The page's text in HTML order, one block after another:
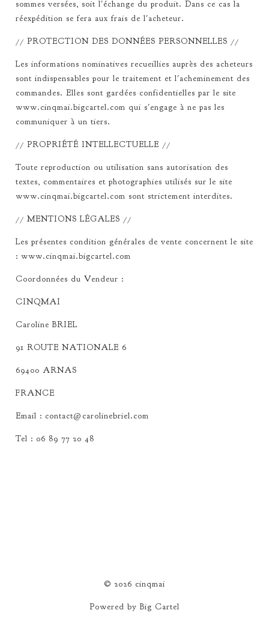
sommes versées, soit l'échange du produit. Dans ce cas la
réexpédition se fera aux frais de l'acheteur.
// PROTECTION DES DONNÉES PERSONNELLES //
Les informations nominatives recueillies auprès des acheteurs
sont indispensables pour le traitement et l'acheminement des
commandes. Elles sont gardées confidentielles par le site
www.cinqmai.bigcartel.com qui s'engage à ne pas les
communiquer à un tiers.
// PROPRIÉTÉ INTELLECTUELLE //
Toute reproduction ou utilisation sans autorisation des
textes, commentaires et photographies utilisés sur le site
www.cinqmai.bigcartel.com sont strictement interdites.
// MENTIONS LÉGALES //
Les présentes condition générales de vente concernent le site
: www.cinqmai.bigcartel.com
Coordonnées du Vendeur :
CINQMAI
Caroline BRIEL
91 ROUTE NATIONALE 6
69400 ARNAS
FRANCE
Email : contact@carolinebriel.com
Tel : 06 89 77 20 48
© 2026 cinqmai
Powered by Big Cartel